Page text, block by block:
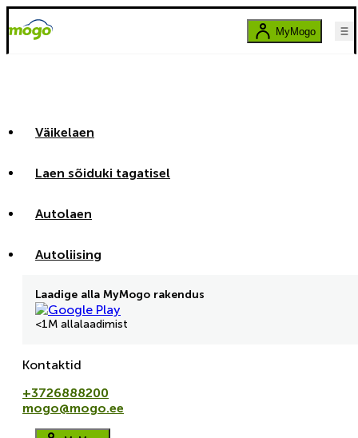
MyMogo
Väikelaen
Laen sõiduki tagatisel
Autolaen
Autoliising
Laadige alla MyMogo rakendus
<1M allalaadimist
Kontaktid
+3726888200
mogo@mogo.ee